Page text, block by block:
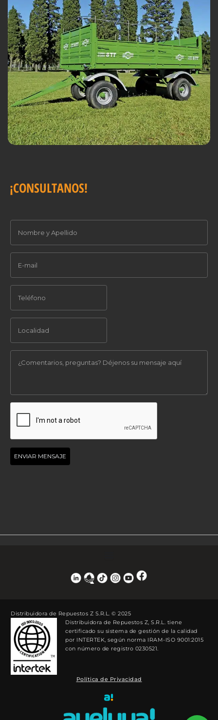
¡CONSULTANOS!
Distribuidora de Repuestos Z S.R.L. © 2025
Distribuidora de Repuestos Z, S.R.L. tiene
certificado su sistema de gestión de la calidad
por INTERTEK, según norma IRAM-ISO 9001:2015
con número de registro 0230521.
Política de Privacidad